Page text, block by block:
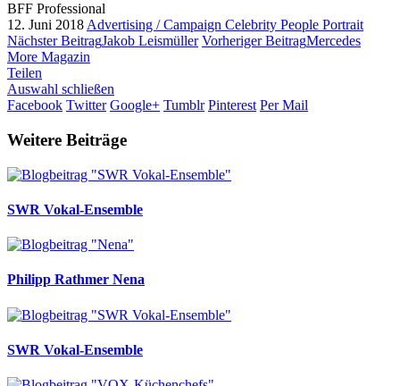
BFF Professional
12. Juni 2018 Advertising / Campaign Celebrity People Portrait
Nächster BeitragJakob Leismüller Vorheriger BeitragMercedes
More Magazin
Teilen
Auswahl schließen
Facebook Twitter Google+ Tumblr Pinterest Per Mail
Weitere Beiträge
SWR Vokal-Ensemble
Philipp Rathmer Nena
SWR Vokal-Ensemble